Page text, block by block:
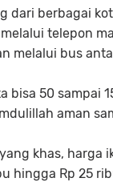
dari berbagai
telepon
melalui bus
bisa 50 sampai
aman
khas, harga
hingga Rp 25